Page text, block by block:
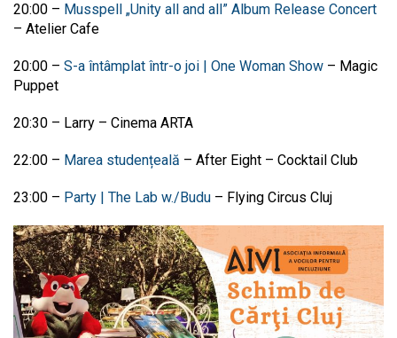
20:00 – Musspell „Unity all and all” Album Release Concert
– Atelier Cafe
20:00 – S-a întâmplat într-o joi | One Woman Show – Magic
Puppet
20:30 – Larry – Cinema ARTA
22:00 – Marea studențeală – After Eight – Cocktail Club
23:00 – Party | The Lab w./Budu – Flying Circus Cluj